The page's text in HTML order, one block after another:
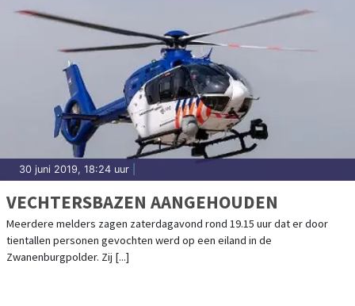
30 juni 2019, 18:24 uur
VECHTERSBAZEN AANGEHOUDEN
Meerdere melders zagen zaterdagavond rond 19.15 uur dat er door
tientallen personen gevochten werd op een eiland in de
Zwanenburgpolder. Zij [...]